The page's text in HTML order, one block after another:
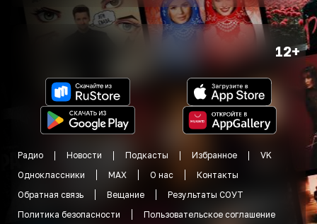
12+
Радио Новости Подкасты Избранное
VK
Одноклассники
MAX О нас
Контакты
Обратная связь
Вещание
Результаты СОУТ
Политика безопасности
Пользовательское соглашение